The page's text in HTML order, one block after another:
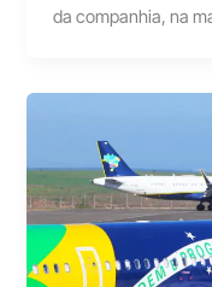
da companhia, na